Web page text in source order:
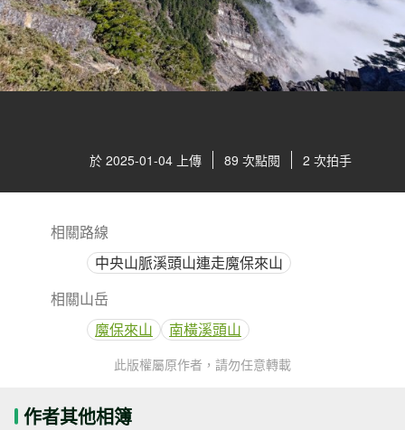
於 2025-01-04 上傳 89 次點閱 2 次拍手
相關路線
中央山脈溪頭山連走魔保來山
相關山岳
魔保來山
南橫溪頭山
此版權屬原作者，請勿任意轉載
作者其他相簿